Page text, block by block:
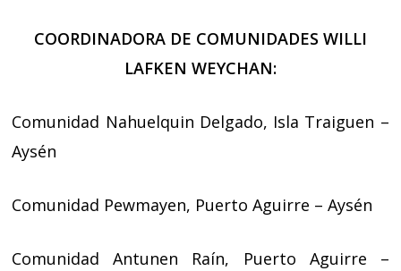
COORDINADORA DE COMUNIDADES WILLI
LAFKEN WEYCHAN:
Comunidad Nahuelquin Delgado, Isla Traiguen –
Aysén
Comunidad Pewmayen, Puerto Aguirre – Aysén
Comunidad Antunen Raín, Puerto Aguirre –